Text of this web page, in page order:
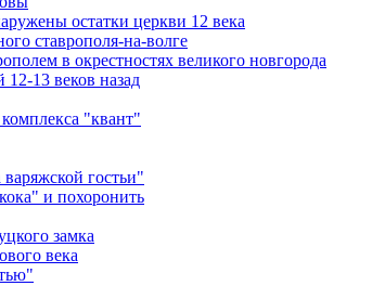
остатки церкви 12 века
ставрополя-на-волге
в окрестностях великого новгорода
13 веков назад
"квант"
гостьи"
и похоронить
замка
века